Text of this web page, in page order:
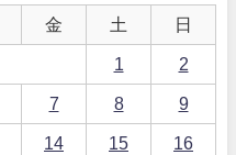
金 土 日
1 2
7 8 9
14 15 16